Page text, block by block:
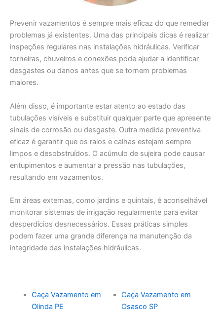
Prevenir vazamentos é sempre mais eficaz do que remediar
problemas já existentes. Uma das principais dicas é realizar
inspeções regulares nas instalações hidráulicas. Verificar
torneiras, chuveiros e conexões pode ajudar a identificar
desgastes ou danos antes que se tornem problemas
maiores.
Além disso, é importante estar atento ao estado das
tubulações visíveis e substituir qualquer parte que apresente
sinais de corrosão ou desgaste. Outra medida preventiva
eficaz é garantir que os ralos e calhas estejam sempre
limpos e desobstruídos. O acúmulo de sujeira pode causar
entupimentos e aumentar a pressão nas tubulações,
resultando em vazamentos.
Em áreas externas, como jardins e quintais, é aconselhável
monitorar sistemas de irrigação regularmente para evitar
desperdícios desnecessários. Essas práticas simples
podem fazer uma grande diferença na manutenção da
integridade das instalações hidráulicas.
Caça Vazamento em
Olinda PE
Caça Vazamento em
Osasco SP